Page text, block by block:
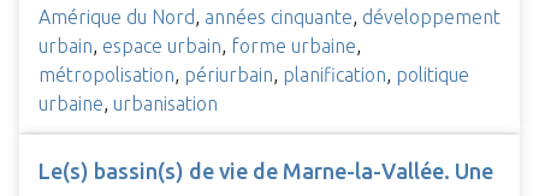
Amérique du Nord, années cinquante, développement
urbain, espace urbain, forme urbaine,
métropolisation, périurbain, planification, politique
urbaine, urbanisation
Le(s) bassin(s) de vie de Marne-la-Vallée. Une